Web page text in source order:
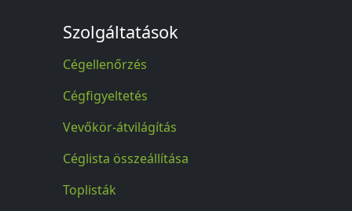
Szolgáltatások
Cégellenőrzés
Cégfigyeltetés
Vevőkör-átvilágítás
Céglista összeállítása
Toplisták